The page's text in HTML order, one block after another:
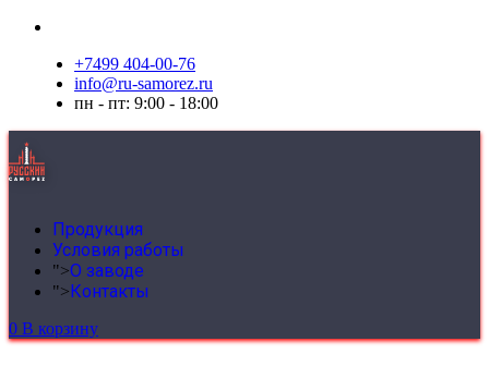
+7499 404-00-76
info@ru-samorez.ru
пн - пт: 9:00 - 18:00
Продукция
Условия работы
">О заводе
">Контакты
0 В корзину